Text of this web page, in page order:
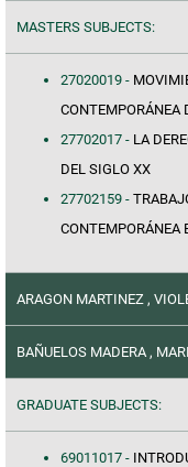
MASTERS SUBJECTS:
27020019 -
CONTEMPORÁNEA
27702017 - LA
DEL SIGLO XX
27702159 -
CONTEMPORÁNEA
ARAGON MARTINEZ ,
BAÑUELOS MADERA ,
GRADUATE SUBJECTS:
69011017 -